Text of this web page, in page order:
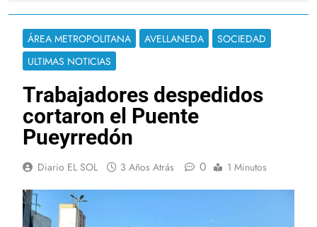
ÁREA METROPOLITANA AVELLANEDA
SOCIEDAD
ULTIMAS NOTICIAS
Trabajadores despedidos
cortaron el Puente
Pueyrredón
Diario EL SOL 3 Años Atrás 0 1 Minutos